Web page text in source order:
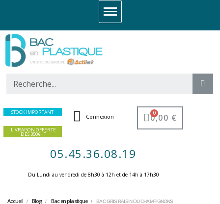
STOCK IMPORTANT
LIVRAISON OFFERTE
DES 350€HT
Connexion 0,00 €
05.45.36.08.19
Du Lundi au vendredi de 8h30 à 12h et de 14h à 17h30 ​
Accueil Blog Bac en plastique BAC GRIS RAISIN OU CHAMPIGNONS